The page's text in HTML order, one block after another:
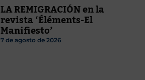
LA REMIGRACIÓN en la
revista ‘Éléments-El
Manifiesto’
7 de agosto de 2026